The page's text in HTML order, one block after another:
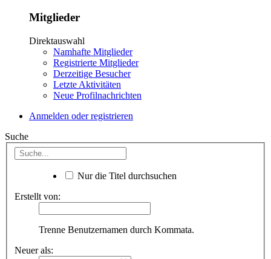
Mitglieder
Direktauswahl
Namhafte Mitglieder
Registrierte Mitglieder
Derzeitige Besucher
Letzte Aktivitäten
Neue Profilnachrichten
Anmelden oder registrieren
Suche
Nur die Titel durchsuchen
Erstellt von:
Trenne Benutzernamen durch Kommata.
Neuer als: